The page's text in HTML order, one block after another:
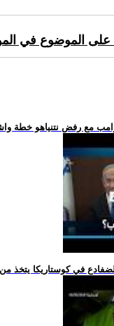
على الموضوع في
مع رفض نتنياهو خطة
في كوستاريكا يتخذ